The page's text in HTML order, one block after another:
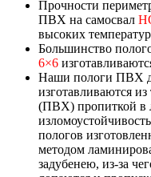
Прочности
ПВХ на самосвал
высоких
Большинство
6×6
Наши пологи ПВХ
изготавливаются
(ПВХ) пропиткой в
пологов
методом
задубенею, из-за